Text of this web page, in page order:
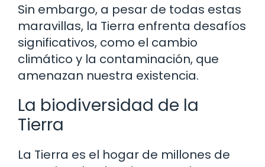
Sin embargo, a pesar de todas estas
maravillas, la Tierra enfrenta desafíos
significativos, como el cambio
climático y la contaminación, que
amenazan nuestra existencia.
La biodiversidad de la
Tierra
La Tierra es el hogar de millones de